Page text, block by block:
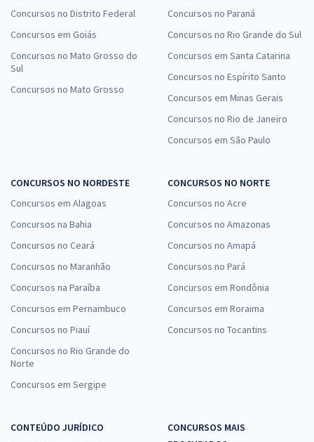
Concursos no Distrito Federal
Concursos em Goiás
Concursos no Mato Grosso do
Sul
Concursos no Mato Grosso
Concursos no Paraná
Concursos no Rio Grande do Sul
Concursos em Santa Catarina
Concursos no Espírito Santo
Concursos em Minas Gerais
Concursos no Rio de Janeiro
Concursos em São Paulo
CONCURSOS NO NORDESTE
Concursos em Alagoas
Concursos na Bahia
Concursos no Ceará
Concursos no Maranhão
Concursos na Paraíba
Concursos em Pernambuco
Concursos no Piauí
Concursos no Rio Grande do
Norte
Concursos em Sergipe
CONCURSOS NO NORTE
Concursos no Acre
Concursos no Amazonas
Concursos no Amapá
Concursos no Pará
Concursos em Rondônia
Concursos em Roraima
Concursos no Tocantins
CONTEÚDO JURÍDICO
CONCURSOS MAIS